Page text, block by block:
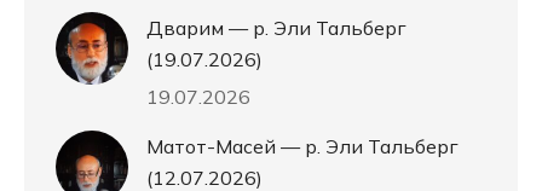
Дварим — р. Эли Тальберг
(19.07.2026)
19.07.2026
Матот-Масей — р. Эли Тальберг
(12.07.2026)